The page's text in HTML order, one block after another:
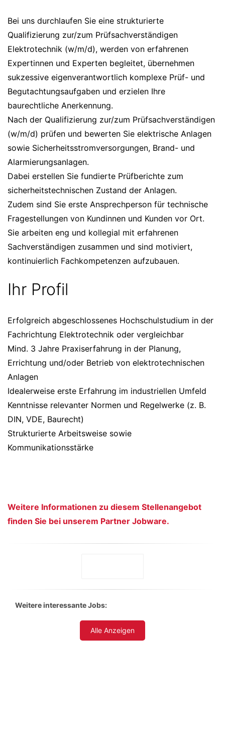
Bei uns durchlaufen Sie eine strukturierte
Qualifizierung zur/zum Prüfsachverständigen
Elektrotechnik (w/m/d), werden von erfahrenen
Expertinnen und Experten begleitet, übernehmen
sukzessive eigenverantwortlich komplexe Prüf- und
Begutachtungsaufgaben und erzielen Ihre
baurechtliche Anerkennung.
Nach der Qualifizierung zur/zum Prüfsachverständigen
(w/m/d) prüfen und bewerten Sie elektrische Anlagen
sowie Sicherheitsstromversorgungen, Brand- und
Alarmierungsanlagen.
Dabei erstellen Sie fundierte Prüfberichte zum
sicherheitstechnischen Zustand der Anlagen.
Zudem sind Sie erste Ansprechperson für technische
Fragestellungen von Kundinnen und Kunden vor Ort.
Sie arbeiten eng und kollegial mit erfahrenen
Sachverständigen zusammen und sind motiviert,
kontinuierlich Fachkompetenzen aufzubauen.
Ihr Profil
Erfolgreich abgeschlossenes Hochschulstudium in der
Fachrichtung Elektrotechnik oder vergleichbar
Mind. 3 Jahre Praxiserfahrung in der Planung,
Errichtung und/oder Betrieb von elektrotechnischen
Anlagen
Idealerweise erste Erfahrung im industriellen Umfeld
Kenntnisse relevanter Normen und Regelwerke (z. B.
DIN, VDE, Baurecht)
Strukturierte Arbeitsweise sowie
Kommunikationsstärke
Weitere Informationen zu diesem Stellenangebot
finden Sie bei unserem Partner Jobware.
Weitere interessante Jobs:
Alle Anzeigen